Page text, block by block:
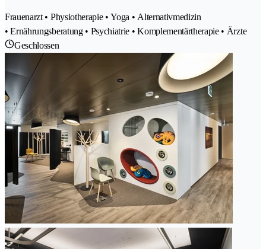
Frauenarzt • Physiotherapie • Yoga • Alternativmedizin
• Ernährungsberatung • Psychiatrie • Komplementärtherapie • Ärzte
Geschlossen